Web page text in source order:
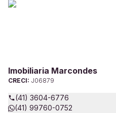
Imobiliaria Marcondes
CRECI: J06879
(41) 3604-6776
(41) 99760-0752